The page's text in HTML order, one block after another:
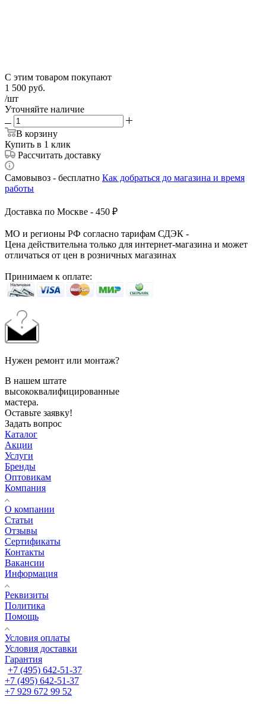
С этим товаром покупают
1 500 руб.
/шт
Уточняйте наличие
В корзину
Купить в 1 клик
Рассчитать доставку
Самовывоз - бесплатно Как добраться до магазина и время
работы
Доставка по Москве - 450 ₽
МО и регионы РФ согласно тарифам СДЭК -
Цена действительна только для интернет-магазина и может
отличаться от цен в розничных магазинах
Принимаем к оплате:
Нужен ремонт или монтаж?
В нашем штате
высококвалифицированные
мастера.
Оставьте заявку!
Задать вопрос
Каталог
Акции
Услуги
Бренды
Оптовикам
Компания
О компании
Статьи
Отзывы
Сертификаты
Контакты
Вакансии
Информация
Реквизиты
Политика
Помощь
Условия оплаты
Условия доставки
Гарантия
+7 (495) 642-51-37
+7 (495) 642-51-37
+7 929 672 99 52